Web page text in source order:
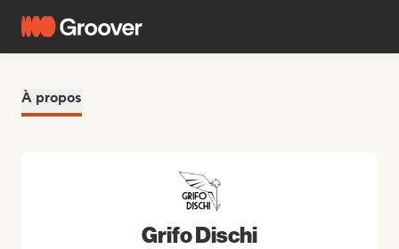
À propos
Grifo Dischi